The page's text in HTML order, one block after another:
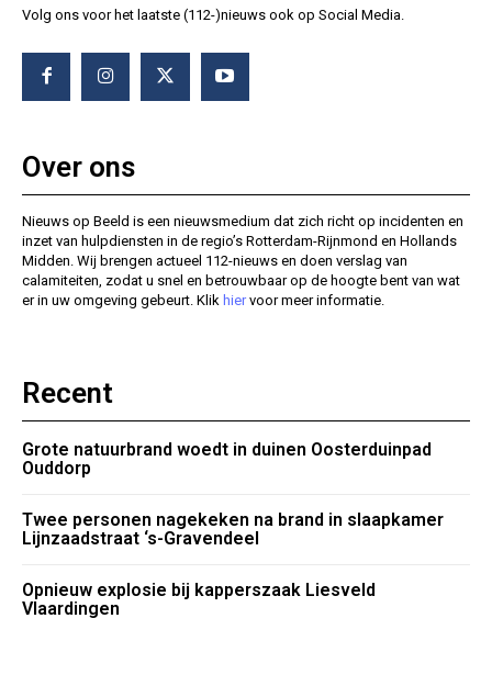
Volg ons voor het laatste (112-)nieuws ook op Social Media.
Over ons
Nieuws op Beeld is een nieuwsmedium dat zich richt op incidenten en
inzet van hulpdiensten in de regio’s Rotterdam-Rijnmond en Hollands
Midden. Wij brengen actueel 112-nieuws en doen verslag van
calamiteiten, zodat u snel en betrouwbaar op de hoogte bent van wat
er in uw omgeving gebeurt. Klik hiervoor meer informatie.
Recent
Grote natuurbrand woedt in duinen Oosterduinpad
Ouddorp
Twee personen nagekeken na brand in slaapkamer
Lijnzaadstraat ‘s-Gravendeel
Opnieuw explosie bij kapperszaak Liesveld
Vlaardingen